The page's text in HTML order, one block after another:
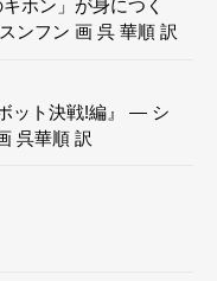
ホン」が身につく
ンフン 画 呉 華順 訳
ット決戦!編』 — シ
呉華順 訳